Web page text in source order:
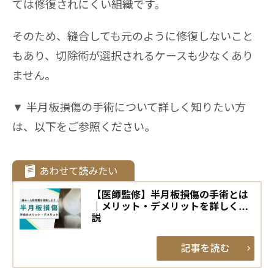
ては修復されにくい組織です。
そのため、縫合しても元のように修復しないこと
もあり、切除術が選択されるケースも少なくあり
ません。
▼ 半月板損傷の手術について詳しく知りたい方
は、以下をご参照ください。
【医師監修】半月板損傷の手術とは
｜メリット・デメリットを詳しく解
説